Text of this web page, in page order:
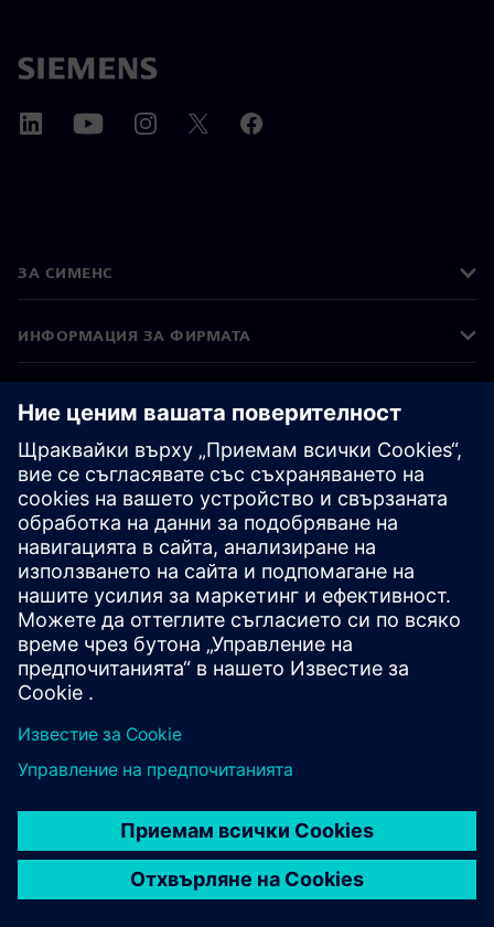
ЗА СИМЕНС
ИНФОРМАЦИЯ ЗА ФИРМАТА
КАРИЕРИ
©Siemens2026
Корпоративна информация
Известие за поверителност
Условия за ползване
Цифров идентификатор
Показване на нередности